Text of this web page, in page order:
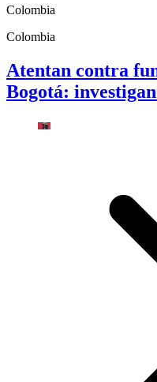
Colombia
Colombia
Atentan contra
Bogotá: